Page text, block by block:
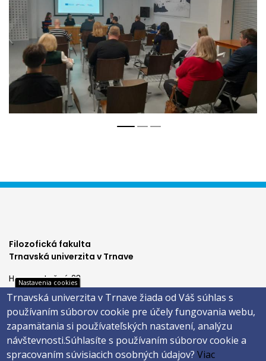
Filozofická fakulta
Trnavská univerzita v Trnave
Hornopotočná 23
918 43 TRNAVA
tel.: 033/5939 213
IČO: 318 25 249
IČ DPH: SK2021177202
FooterE-shop
Nastavenia cookies
Trnavská univerzita v Trnave žiada od Váš súhlas s
používaním súborov cookie pre účely fungovania webu,
zapamätania si používateľských nastavení, analýzu
návštevnosti.Súhlasíte s používaním súborov cookie a
spracovaním súvisiacich osobných údajov?Viac